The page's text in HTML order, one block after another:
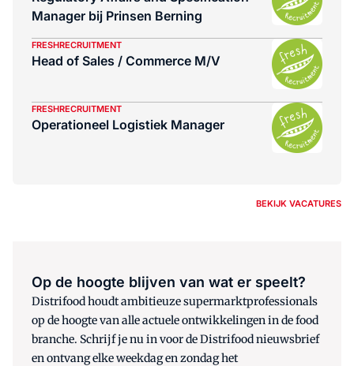
Manager bij Prinsen Berning
FRESHRECRUITMENT
Head of Sales / Commerce M/V
FRESHRECRUITMENT
Operationeel Logistiek Manager
BEKIJK VACATURES
Op de hoogte blijven van wat er speelt?
Distrifood houdt ambitieuze supermarktprofessionals
op de hoogte van alle actuele ontwikkelingen in de food
branche. Schrijf je nu in voor de Distrifood nieuwsbrief
en ontvang elke weekdag en zondag het